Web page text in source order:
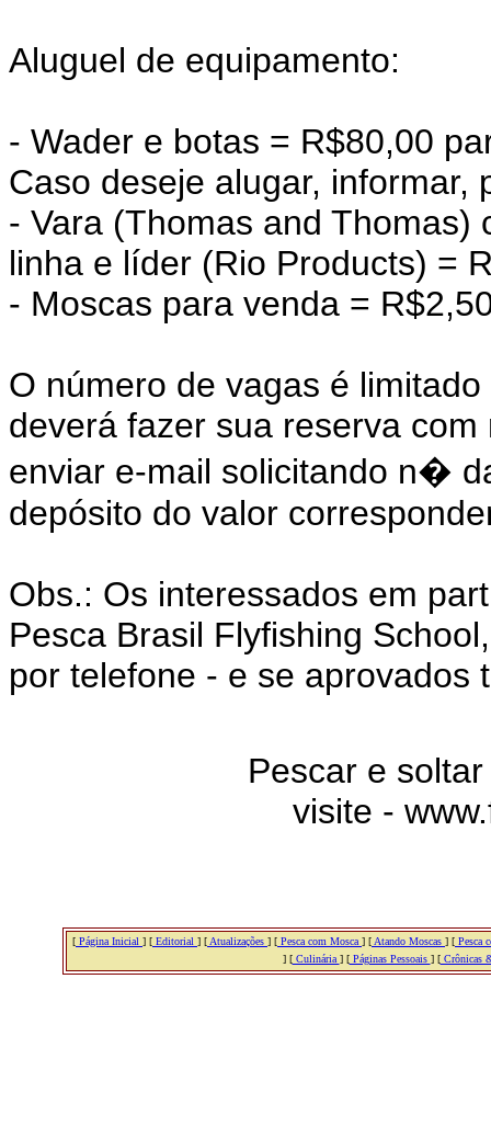
Aluguel de equipamento:
- Wader e botas = R$80,00
Caso deseje alugar, informar,
- Vara (Thomas and Thomas)
linha e líder (Rio Products) =
- Moscas para venda =
O número de vagas é
deverá fazer sua reserva
enviar e-mail solicitando n�
depósito do valor
Obs.: Os interessados em
Pesca Brasil Flyfishing
por telefone - e se aprovados
Pescar e
visite -
[ Página Inicial ] [ Editorial ] [ Atualizações ] [ Pesca com Mosca ] [ Atando Moscas ] [ Pesca
] [Culinária ] [Páginas Pessoais ] [Crônicas